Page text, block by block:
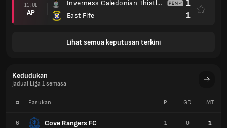
11 JUL
AP
Inverness Caledonian Thistle FC
East Fife
1
1
Lihat semua keputusan terkini
Kedudukan
Jadual Liga 1 semasa
# Pasukan
6 Cove Rangers FC
P GD MT
1 0 1